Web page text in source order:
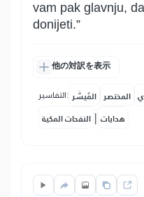
vam pak glavnju,
donijeti.”
他の対訳を表示
التفاسير: المُيسَّر المختصر
النفحات المكية | هدايات